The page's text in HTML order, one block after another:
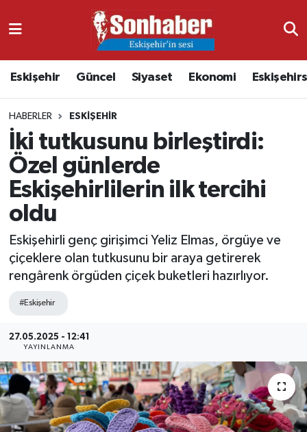
Eskişehir Güncel Siyaset Ekonomi
HABERLER ESKIŞEHIR
İki tutkusunu birleştirdi:
Özel günlerde
Eskişehirlilerin ilk tercihi
oldu
Eskişehirli genç girişimci Yeliz Elmas, örgüye ve
çiçeklere olan tutkusunu bir araya getirerek
rengârenk örgüden çiçek buketleri hazırlıyor.
#Eskişehir
27.05.2025 - 12:41
YAYINLANMA
Ekonomi
Güncel
Kültür & Sanat
Resmi İlanlar
Siyaset
Spor
Nöbetçi Eczaneler
Namaz Vakitleri
Trafik Durumu
Süper Lig Puan Durumu ve Fikstür
Son Dakika Haberleri